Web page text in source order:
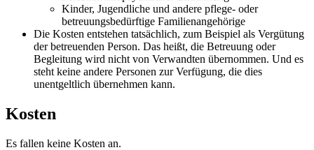
Kinder, Jugendliche und andere pflege- oder
betreuungsbedürftige Familienangehörige
Die Kosten entstehen tatsächlich, zum Beispiel als Vergütung
der betreuenden Person. Das heißt, die Betreuung oder
Begleitung wird nicht von Verwandten übernommen. Und es
steht keine andere Personen zur Verfügung, die dies
unentgeltlich übernehmen kann.
Kosten
Es fallen keine Kosten an.